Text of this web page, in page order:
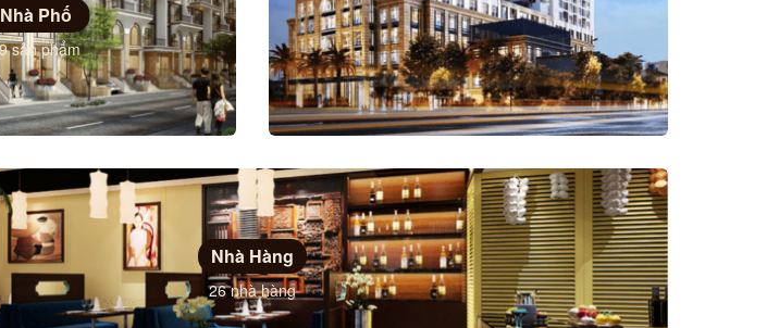
Nhà Phố
sản phẩm
Nhà Hàng
26 nhà hàng